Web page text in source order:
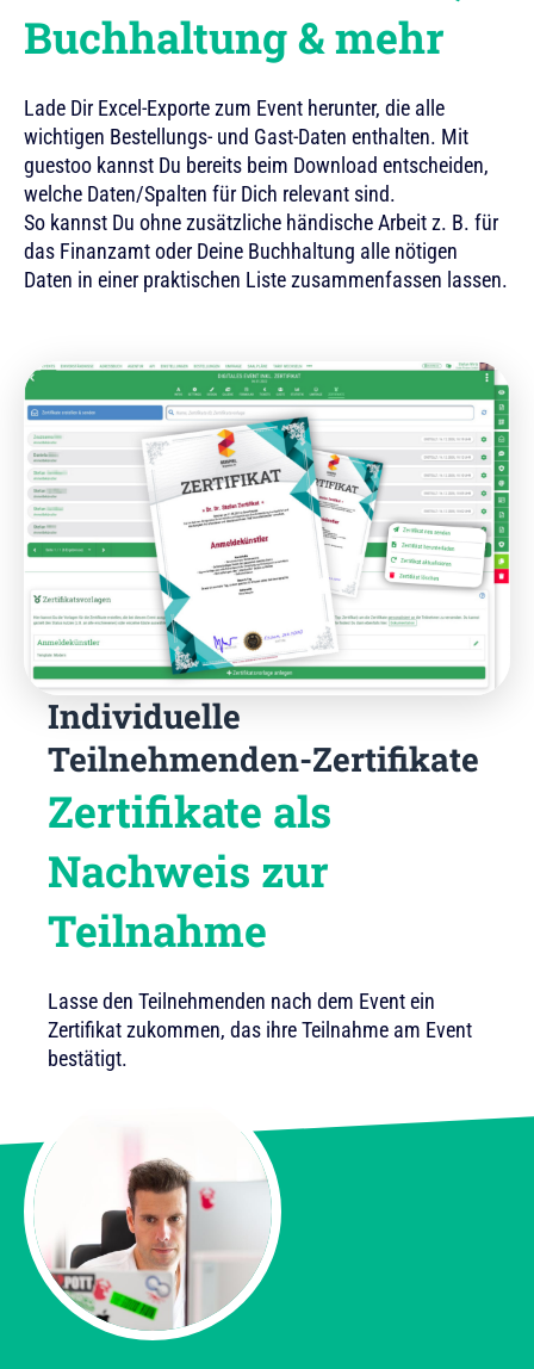
Buchhaltung & mehr
Lade Dir Excel-Exporte zum Event herunter, die alle
wichtigen Bestellungs- und Gast-Daten enthalten. Mit
guestoo kannst Du bereits beim Download entscheiden,
welche Daten/Spalten für Dich relevant sind.
So kannst Du ohne zusätzliche händische Arbeit z. B. für
das Finanzamt oder Deine Buchhaltung alle nötigen
Daten in einer praktischen Liste zusammenfassen lassen.
Individuelle
Teilnehmenden-Zertifikate
Zertifikate als
Nachweis zur
Teilnahme
Lasse den Teilnehmenden nach dem Event ein
Zertifikat zukommen, das ihre Teilnahme am Event
bestätigt.